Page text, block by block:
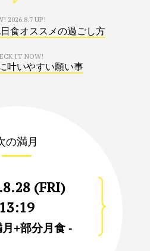
2026.8.7 UP!
食オススメの過ごし方
IT NOW!
叶いやすい願い事
の満月
(FRI)
13:19
+部分月食 -